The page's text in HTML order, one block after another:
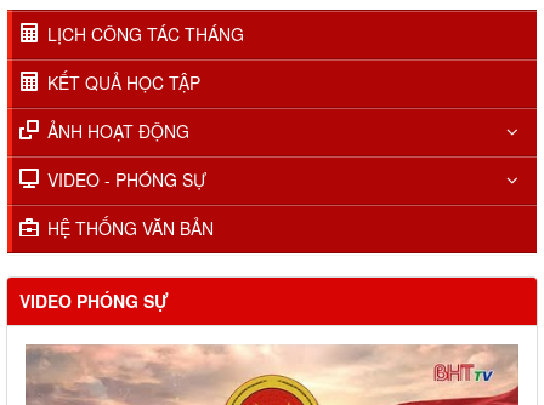
LỊCH CÔNG TÁC THÁNG
KẾT QUẢ HỌC TẬP
ẢNH HOẠT ĐỘNG
VIDEO - PHÓNG SỰ
HỆ THỐNG VĂN BẢN
VIDEO PHÓNG SỰ